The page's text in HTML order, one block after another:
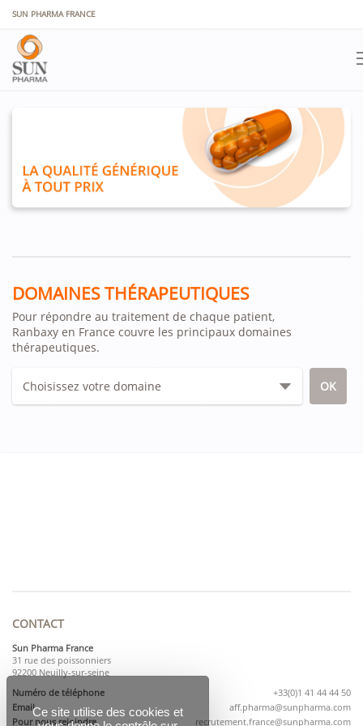
SUN PHARMA FRANCE
DOMAINES THÉRAPEUTIQUES
Pour répondre au traitement de chaque patient,
Ranbaxy en France couvre les principaux domaines
thérapeutiques.
CONTACT
Sun Pharma France
31 rue des poissonniers
92200 Neuilly-sur-seine
Numéro de téléphone
+33(0)1 41 44 44 50
Email
aff.pharma@sunpharma.com
Pour nous rejoindre
recrutement.france@sunpharma.com
Ce site utilise des cookies et